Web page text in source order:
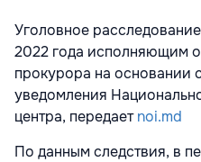
Уголовное
2022 года исполняющим
прокурора на основании
уведомления
центра, передаетnoi.md
По данным следствия, в